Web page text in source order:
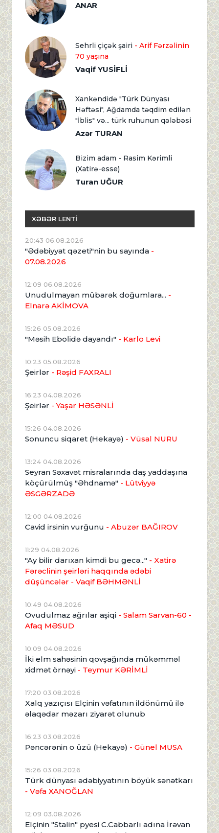
ANAR
Sehrli çiçək şairi - Arif Fərzəlinin
70 yaşına
Vaqif YUSİFLİ
Xankəndidə "Türk Dünyası
Həftəsi", Ağdamda təqdim edilən
"İblis" və... türk ruhunun qələbəsi
Azər TURAN
Bizim adam - Rasim Kərimli
(Xatirə-esse)
Turan UĞUR
XƏBƏR LENTİ
20:43 06.08.2026
"Ədəbiyyat qəzeti"nin bu sayında -
07.08.2026
12:09 06.08.2026
Unudulmayan mübarək doğumlara... -
Elnarə AKİMOVA
15:26 05.08.2026
"Məsih Ebolidə dayandı" - Karlo Levi
10:23 05.08.2026
Şeirlər - Rəşid FAXRALI
16:23 04.08.2026
Şeirlər - Yaşar HƏSƏNLİ
15:26 04.08.2026
Sonuncu siqaret (Hekayə) - Vüsal NURU
13:24 04.08.2026
Seyran Səxavət misralarında daş yaddaşına
köçürülmüş "Əhdnamə" - Lütviyyə
ƏSGƏRZADƏ
12:00 04.08.2026
Cavid irsinin vurğunu - Abuzər BAĞIROV
11:29 04.08.2026
"Ay bilir darıxan kimdi bu gecə..." - Xatirə
Fərəclinin şeirləri haqqında ədəbi
düşüncələr - Vaqif BƏHMƏNLİ
10:49 04.08.2026
Ovudulmaz ağrılar aşiqi - Salam Sarvan-60 -
Afaq MƏSUD
10:09 04.08.2026
İki elm sahəsinin qovşağında mükəmməl
xidmət örnəyi - Teymur KƏRİMLİ
17:20 03.08.2026
Xalq yazıçısı Elçinin vəfatının ildönümü ilə
əlaqədar məzarı ziyarət olunub
16:23 03.08.2026
Pəncərənin o üzü (Hekayə) - Günel MUSA
15:26 03.08.2026
Türk dünyası ədəbiyyatının böyük sənətkarı
- Vəfa XANOĞLAN
12:09 03.08.2026
Elçinin "Stalin" pyesi C.Cabbarlı adına İrəvan